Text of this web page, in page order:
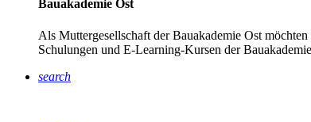
Bauakademie Ost
Als Muttergesellschaft der Bauakademie Ost
Schulungen und E-Learning-Kursen der
search